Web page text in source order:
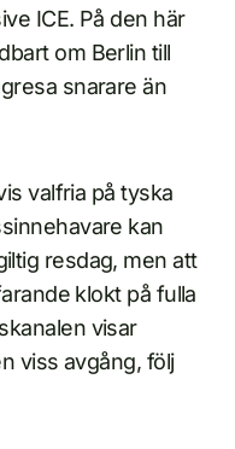
ICE. På den här
om Berlin till
snarare än
valfria på tyska
kan
resdag, men att
klokt på fulla
visar
viss avgång, följ